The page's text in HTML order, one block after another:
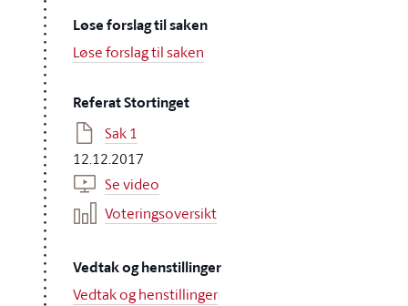
Løse forslag til saken
Løse forslag til saken
Referat Stortinget
Sak 1
12.12.2017
Se video
Voteringsoversikt
Vedtak og henstillinger
Vedtak og henstillinger